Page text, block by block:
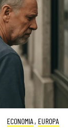
ECONOMIA , EUROPA